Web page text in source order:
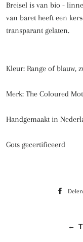
Breisel is van bio -
van baret heeft een
transparant gelaten.
Kleur: Range of blauw,
Merk: The Coloured
Handgemaakt in
Gots gecertificeerd
Delen
←